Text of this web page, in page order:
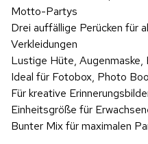
Motto-Partys
Drei auffällige Perücken für
Verkleidungen
Lustige Hüte,
Ideal für Fotobox, Photo
Für kreative
Einheitsgröße für
Bunter Mix für maximalen